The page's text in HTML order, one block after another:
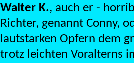
Walter K., auch er -
Richter, genannt Conny,
lautstarken Opfern dem
trotz leichten Voralterns